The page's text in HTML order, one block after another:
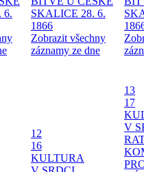
6.
SKALICE 28. 6.
1866
Zobrazit všechny
záznamy ze dne
12
16
KULTURA
13
17
V